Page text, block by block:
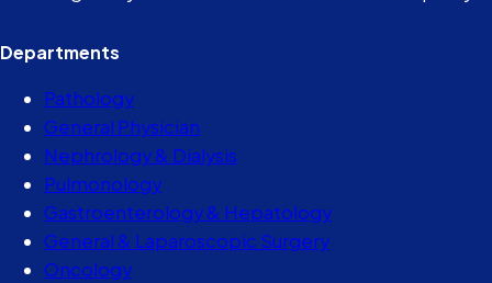
Departments
Pathology
General Physician
Nephrology & Dialysis
Pulmonology
Gastroenterology & Hepatology
General & Laparoscopic Surgery
Oncology